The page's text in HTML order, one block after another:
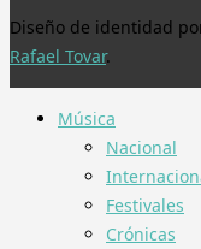
Diseño de identidad
Rafael Tovar.
Música
Nacional
Festivales
Crónicas